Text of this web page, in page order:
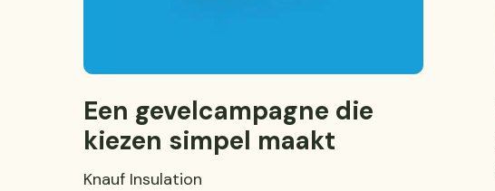
Een gevelcampagne die
kiezen simpel maakt
Knauf Insulation